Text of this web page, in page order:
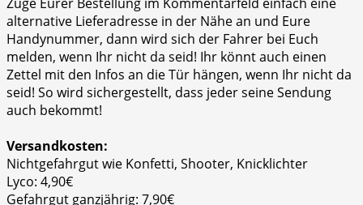
alternative Lieferadresse in der Nähe an und Eure
Handynummer, dann wird sich der Fahrer bei Euch
melden, wenn Ihr nicht da seid! Ihr könnt auch einen
Zettel mit den Infos an die Tür hängen, wenn Ihr nicht da
seid! So wird sichergestellt, dass jeder seine Sendung
auch bekommt!
Versandkosten:
Nichtgefahrgut wie Konfetti, Shooter, Knicklichter
Lyco: 4,90€
Gefahrgut ganzjährig: 7,90€